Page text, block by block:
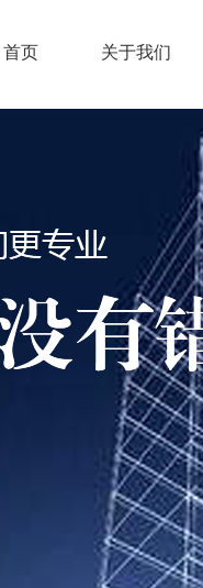
首页 关于我们
董事长致词
组织构架